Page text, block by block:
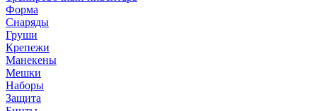
Форма
Снаряды
Груши
Крепежи
Манекены
Мешки
Наборы
Защита